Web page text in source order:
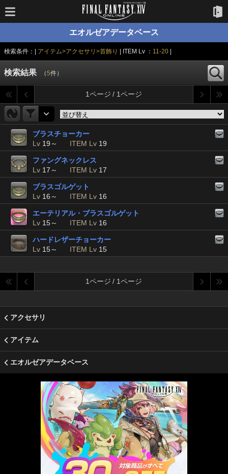
エオルゼアデータベース
検索条件：| アイテム>アクセサリ>首飾り | ITEM Lv ： 11-20
検索結果 （5件）
1ページ / 1ページ
ブラスチョーカー
Lv 19～ ITEM Lv 19
ファングネックレス
Lv 17～ ITEM Lv 17
ブラスゴルゲット
Lv 16～ ITEM Lv 16
エーテリアル・ブラスゴルゲット
Lv 15～ ITEM Lv 16
ハードレザーチョーカー
Lv 15～ ITEM Lv 15
1ページ / 1ページ
アクセサリ
アイテム
エオルゼアデータベース